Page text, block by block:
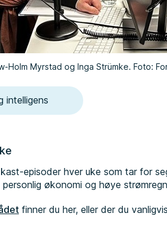
Holm Myrstad og Inga Strümke. Foto:
intelligens
episoder hver uke som tar for
økonomi og høye
finner du her, eller der du